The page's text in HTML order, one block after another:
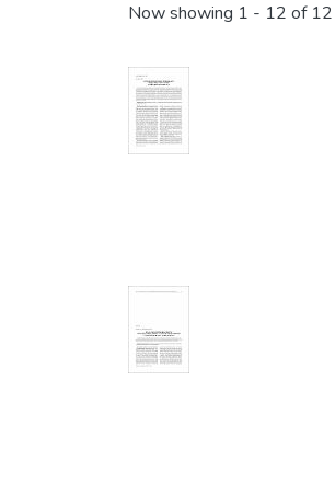
Now showing 1 - 12 of 12